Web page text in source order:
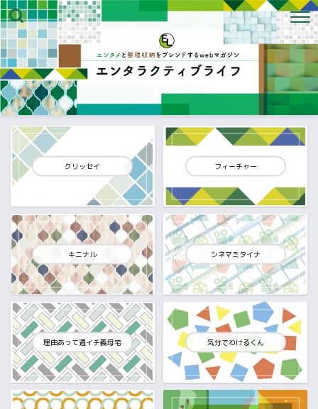
クリッセイ フィーチャー
キニナル シネマミタイナ
理由あって週イチ義母宅 気分でわけるくん